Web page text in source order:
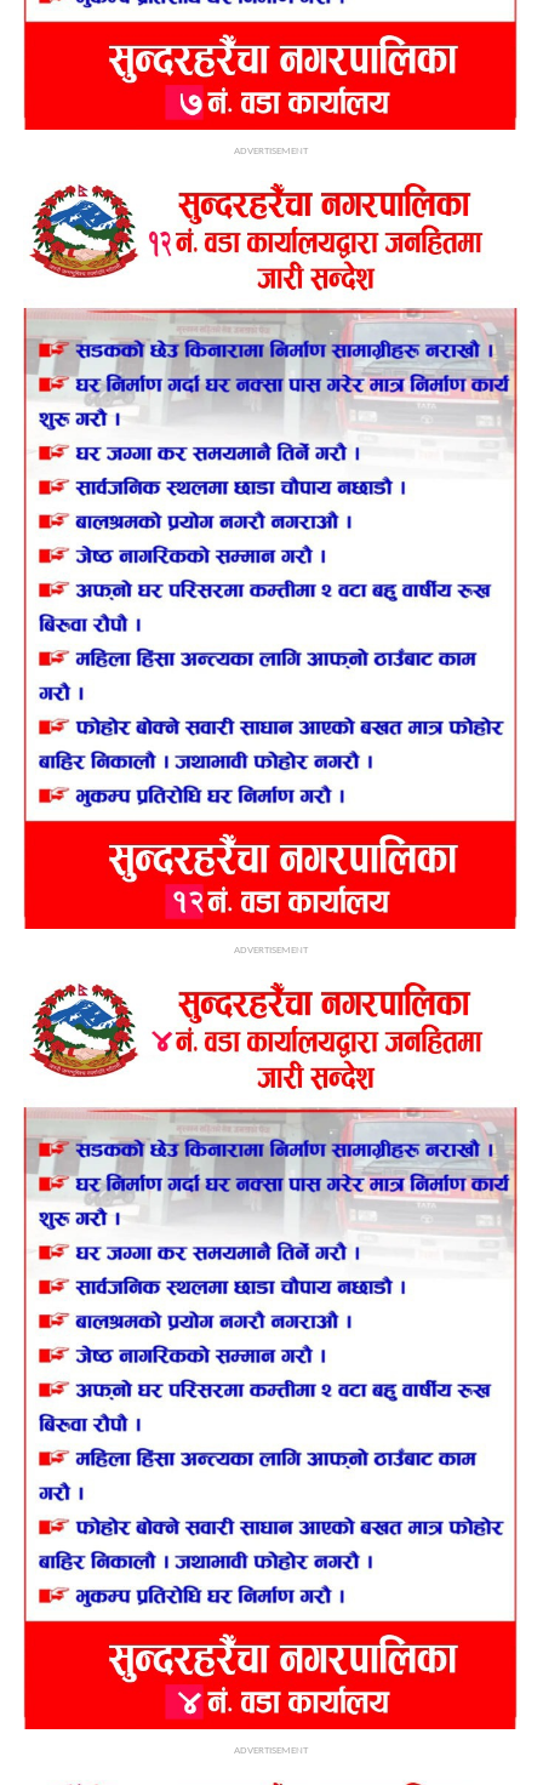
ADVERTISEMENT
ADVERTISEMENT
ADVERTISEMENT